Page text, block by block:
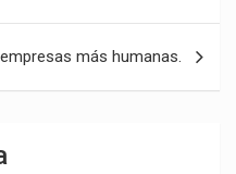
más humanas.